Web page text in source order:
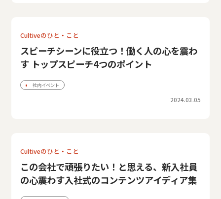
Cultiveのひと・こと
スピーチシーンに役立つ！働く人の心を震わ
す トップスピーチ4つのポイント
社内イベント
2024.03.05
Cultiveのひと・こと
この会社で頑張りたい！と思える、新入社員
の心震わす入社式のコンテンツアイディア集